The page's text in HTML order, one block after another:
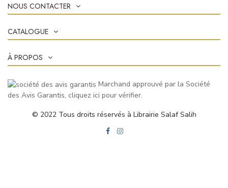
NOUS CONTACTER
CATALOGUE
À PROPOS
Marchand approuvé par la Société
des Avis Garantis, cliquez ici pour vérifier.
© 2022 Tous droits réservés à Librairie Salaf Salih